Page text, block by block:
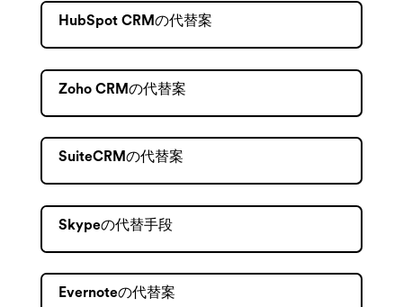
HubSpot CRMの代替案
Zoho CRMの代替案
SuiteCRMの代替案
Skypeの代替手段
Evernoteの代替案